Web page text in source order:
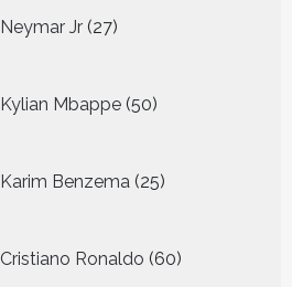
Neymar Jr 27
producten
Kylian Mbappe 50
producten
Karim Benzema 25
producten
Cristiano Ronaldo 60
producten